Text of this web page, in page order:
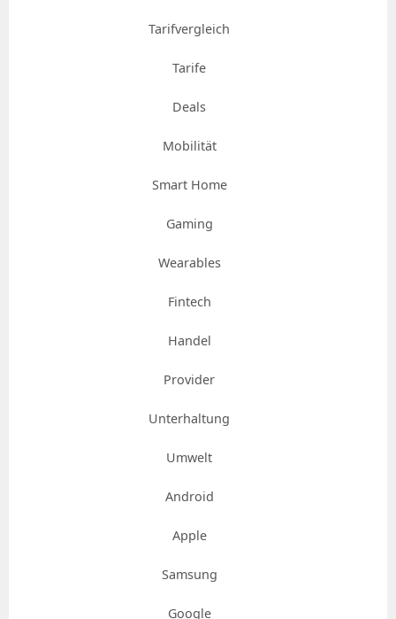
Tarifvergleich
Tarife
Deals
Mobilität
Smart Home
Gaming
Wearables
Fintech
Handel
Provider
Unterhaltung
Umwelt
Android
Apple
Samsung
Google